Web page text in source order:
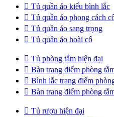
 Tủ quần áo kiểu bình lắc
 Tủ quần áo phong cách
 Tủ quần áo sang trọng
 Tủ quần áo hoài cổ
 Tủ phòng tắm hiện đại
 Bàn trang điểm phòng
 Bình lắc trang điểm
 Bàn trang điểm phòng
 Tủ rượu hiện đại